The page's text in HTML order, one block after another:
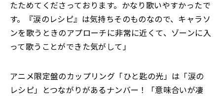
たためてくださっております。かなり歌いやすかったで
す。『涙のレシピ』は気持ちそのものなので、キャラソ
ンを歌うときのアプローチに非常に近くて、ゾーンに入
って歌うことができた気がして」
アニメ限定盤のカップリング「ひと匙の光」は「涙の
レシピ」とつながりがあるナンバー！「意味合いが凄